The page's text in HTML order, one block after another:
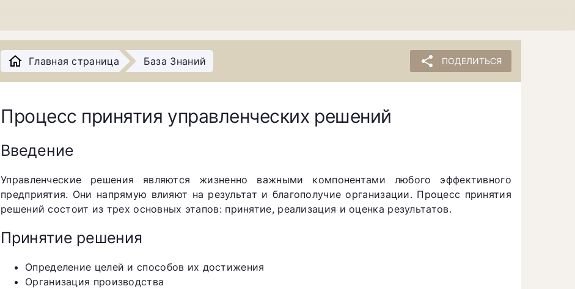
Главная страница База Знаний share ПОДЕЛИТЬСЯ
Процесс принятия управленческих решений
Введение
Управленческие решения являются жизненно важными компонентами любого эффективного
предприятия. Они напрямую влияют на результат и благополучие организации. Процесс принятия
решений состоит из трех основных этапов: принятие, реализация и оценка результатов.
Принятие решения
Определение целей и способов их достижения
Организация производства